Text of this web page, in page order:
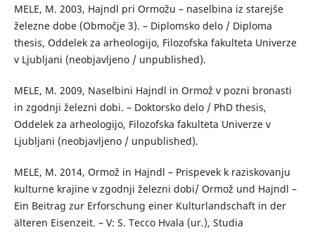
MELE, M. 2003, Hajndl pri Ormožu – naselbina iz starejše
železne dobe (Območje 3). – Diplomsko delo / Diploma
thesis, Oddelek za arheologijo, Filozofska fakulteta Univerze
v Ljubljani (neobjavljeno / unpublished).
MELE, M. 2009, Naselbini Hajndl in Ormož v pozni bronasti
in zgodnji železni dobi. – Doktorsko delo / PhD thesis,
Oddelek za arheologijo, Filozofska fakulteta Univerze v
Ljubljani (neobjavljeno / unpublished).
MELE, M. 2014, Ormož in Hajndl – Prispevek k raziskovanju
kulturne krajine v zgodnji železni dobi/ Ormož und Hajndl –
Ein Beitrag zur Erforschung einer Kulturlandschaft in der
älteren Eisenzeit. – V: S. Tecco Hvala (ur.), Studia